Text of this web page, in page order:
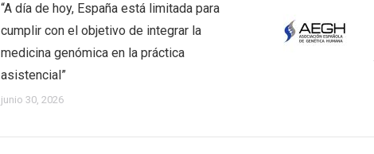
“A día de hoy, España está limitada para
cumplir con el objetivo de integrar la
medicina genómica en la práctica
asistencial”
junio 30, 2026